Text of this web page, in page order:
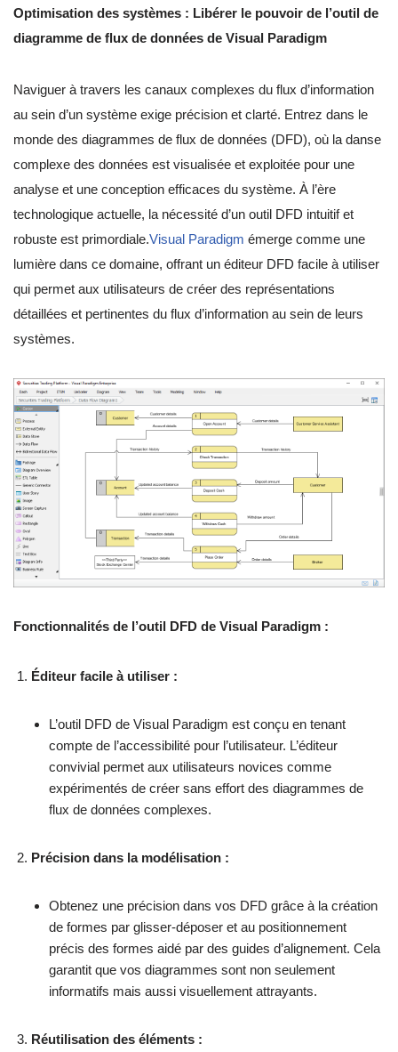
Optimisation des systèmes : Libérer le pouvoir de l’outil de
diagramme de flux de données de Visual Paradigm
Naviguer à travers les canaux complexes du flux d’information
au sein d’un système exige précision et clarté. Entrez dans le
monde des diagrammes de flux de données (DFD), où la danse
complexe des données est visualisée et exploitée pour une
analyse et une conception efficaces du système. À l’ère
technologique actuelle, la nécessité d’un outil DFD intuitif et
robuste est primordiale.Visual Paradigm émerge comme une
lumière dans ce domaine, offrant un éditeur DFD facile à utiliser
qui permet aux utilisateurs de créer des représentations
détaillées et pertinentes du flux d’information au sein de leurs
systèmes.
Fonctionnalités de l’outil DFD de Visual Paradigm :
Éditeur facile à utiliser :
L’outil DFD de Visual Paradigm est conçu en tenant
compte de l’accessibilité pour l’utilisateur. L’éditeur
convivial permet aux utilisateurs novices comme
expérimentés de créer sans effort des diagrammes de
flux de données complexes.
Précision dans la modélisation :
Obtenez une précision dans vos DFD grâce à la création
de formes par glisser-déposer et au positionnement
précis des formes aidé par des guides d’alignement. Cela
garantit que vos diagrammes sont non seulement
informatifs mais aussi visuellement attrayants.
Réutilisation des éléments :